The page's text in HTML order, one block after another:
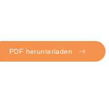
PDF herunterladen